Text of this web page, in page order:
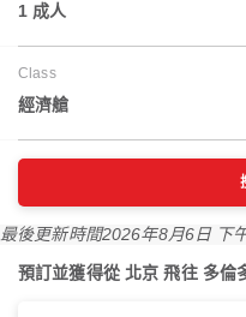
1 成人
Class
經濟艙
最後更新時間2026年8月6日 下
預訂並獲得從 北京 飛往 多倫